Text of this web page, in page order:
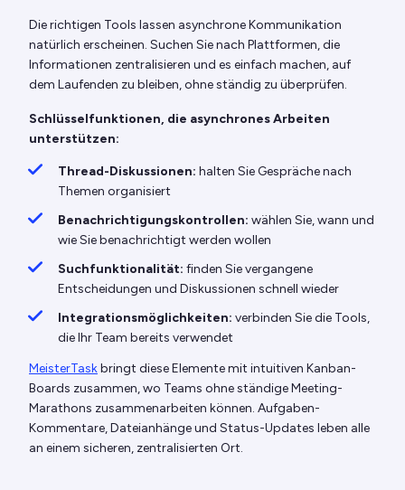
Die richtigen Tools lassen asynchrone Kommunikation
natürlich erscheinen. Suchen Sie nach Plattformen, die
Informationen zentralisieren und es einfach machen, auf
dem Laufenden zu bleiben, ohne ständig zu überprüfen.
Schlüsselfunktionen, die asynchrones Arbeiten
unterstützen:
Thread-Diskussionen: halten Sie Gespräche nach
Themen organisiert
Benachrichtigungskontrollen: wählen Sie, wann und
wie Sie benachrichtigt werden wollen
Suchfunktionalität: finden Sie vergangene
Entscheidungen und Diskussionen schnell wieder
Integrationsmöglichkeiten: verbinden Sie die Tools,
die Ihr Team bereits verwendet
MeisterTaskbringt diese Elemente mit intuitiven Kanban-
Boards zusammen, wo Teams ohne ständige Meeting-
Marathons zusammenarbeiten können. Aufgaben-
Kommentare, Dateianhänge und Status-Updates leben alle
an einem sicheren, zentralisierten Ort.